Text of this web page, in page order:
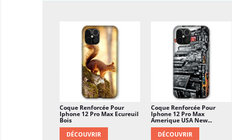
Coque Renforcée Pour
Iphone 12 Pro Max Ecureuil
Bois
DÉCOUVRIR
Coque Renforcée Pour
Iphone 12 Pro Max
Amerique USA New...
DÉCOUVRIR